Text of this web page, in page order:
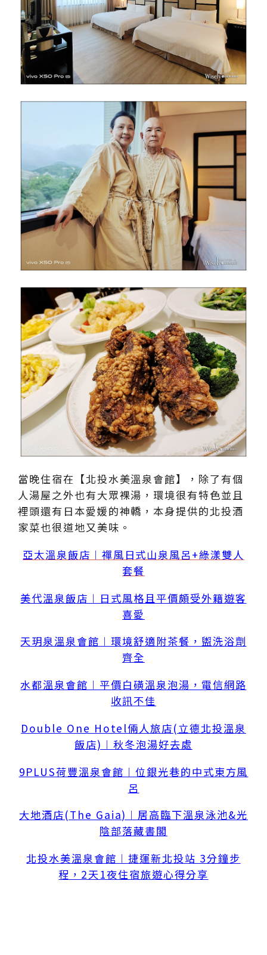
當晚住宿在【北投水美溫泉會館】，除了有個
人湯屋之外也有大眾裸湯，環境很有特色並且
裡頭還有日本愛媛的神轎，本身提供的北投酒
家菜也很道地又美味。
亞太溫泉飯店︱禪風日式山泉風呂+綠漾雙人
套餐
美代溫泉飯店︱日式風格且平價頗受外籍遊客
喜愛
天玥泉溫泉會館︱環境舒適附茶餐，盥洗浴劑
齊全
水都溫泉會館︱平價白磺溫泉泡湯，電信網路
收訊不佳
Double One Hotel倆人旅店(立德北投溫泉
飯店)︱秋冬泡湯好去處
9PLUS荷豐溫泉會館︱位銀光巷的中式東方風
呂
大地酒店(The Gaia)︱居高臨下溫泉泳池&光
陰部落藏書閣
北投水美溫泉會館︱捷運新北投站 3分鐘步
程，2天1夜住宿旅遊心得分享